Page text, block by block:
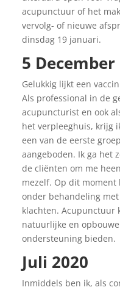
acupunctuur of het
vervolg- of nieuwe
dinsdag 19 januari.
5 December
Gelukkig lijkt een
Als professional in de
acupuncturist en ook
het verpleeghuis, krijg
een van de eerste
aangeboden. Ik ga het
de cliënten om me
mezelf. Op dit moment
onder behandeling
klachten. Acupunctuur
natuurlijke en
ondersteuning bieden.
Juli 2020
Inmiddels ben ik, als